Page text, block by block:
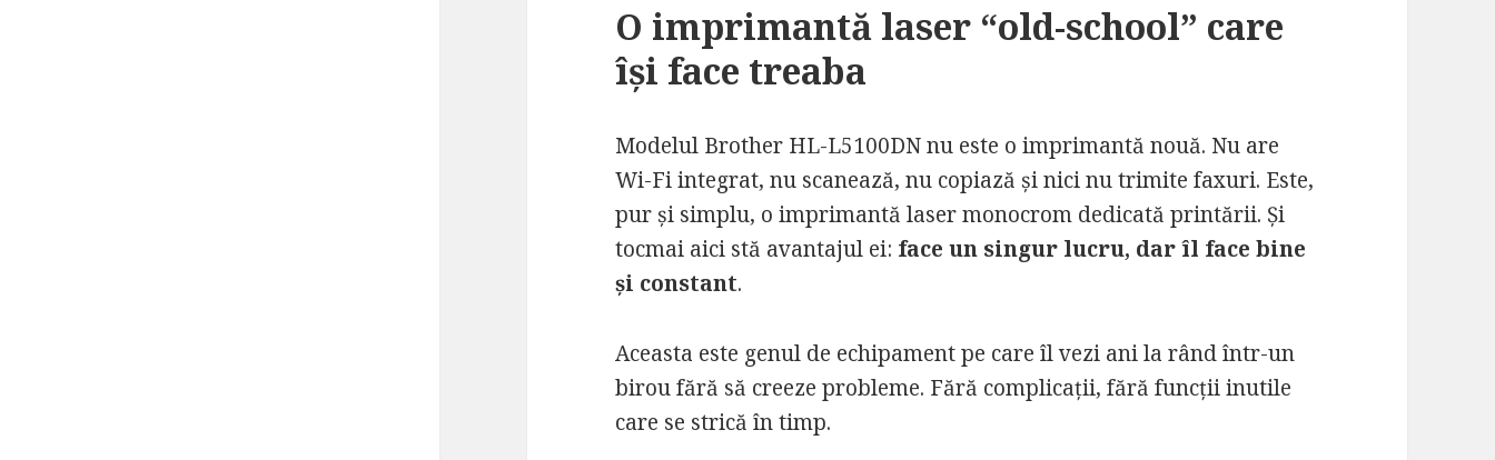
O imprimantă laser “old-school” care
își face treaba
Modelul Brother HL-L5100DN nu este o imprimantă nouă. Nu are
Wi-Fi integrat, nu scanează, nu copiază și nici nu trimite faxuri. Este,
pur și simplu, o imprimantă laser monocrom dedicată printării. Și
tocmai aici stă avantajul ei: face un singur lucru, dar îl face bine
și constant.
Aceasta este genul de echipament pe care îl vezi ani la rând într-un
birou fără să creeze probleme. Fără complicații, fără funcții inutile
care se strică în timp.